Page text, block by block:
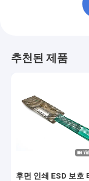
추천된 제품
후면 인쇄 ESD 보호